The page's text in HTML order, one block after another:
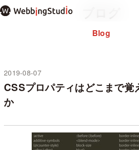
本
文
ッ
Blog
2019-08-07
未分類
CSSプロパティはどこまで覚
か